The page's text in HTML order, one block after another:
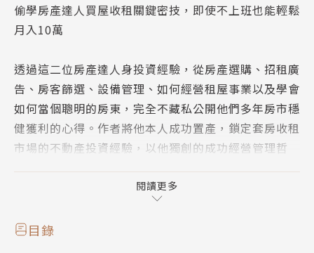
偷學房產達人買屋收租關鍵密技，即使不上班也能輕鬆
月入10萬
透過這二位房產達人身投資經驗，從房產選購、招租廣
告、房客篩選、設備管理、如何經營租屋事業以及學會
如何當個聰明的房東，完全不藏私公開他們多年房市穩
健獲利的心得。作者將他本人成功置產，鎖定套房收租
市場的不動產投資經驗，以他獨創的成功經營管理哲
價差及房租，創造持續性收入，提早30年享受退休樂
閱讀更多
目錄